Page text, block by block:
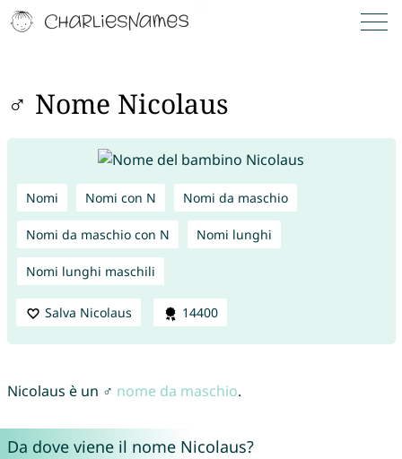
♂ Nome Nicolaus
Nomi Nomi con N Nomi da maschio
Nomi da maschio con N Nomi lunghi
Nomi lunghi maschili
Salva Nicolaus 14400
Nicolaus è un ♂ nome da maschio.
Da dove viene il nome Nicolaus?